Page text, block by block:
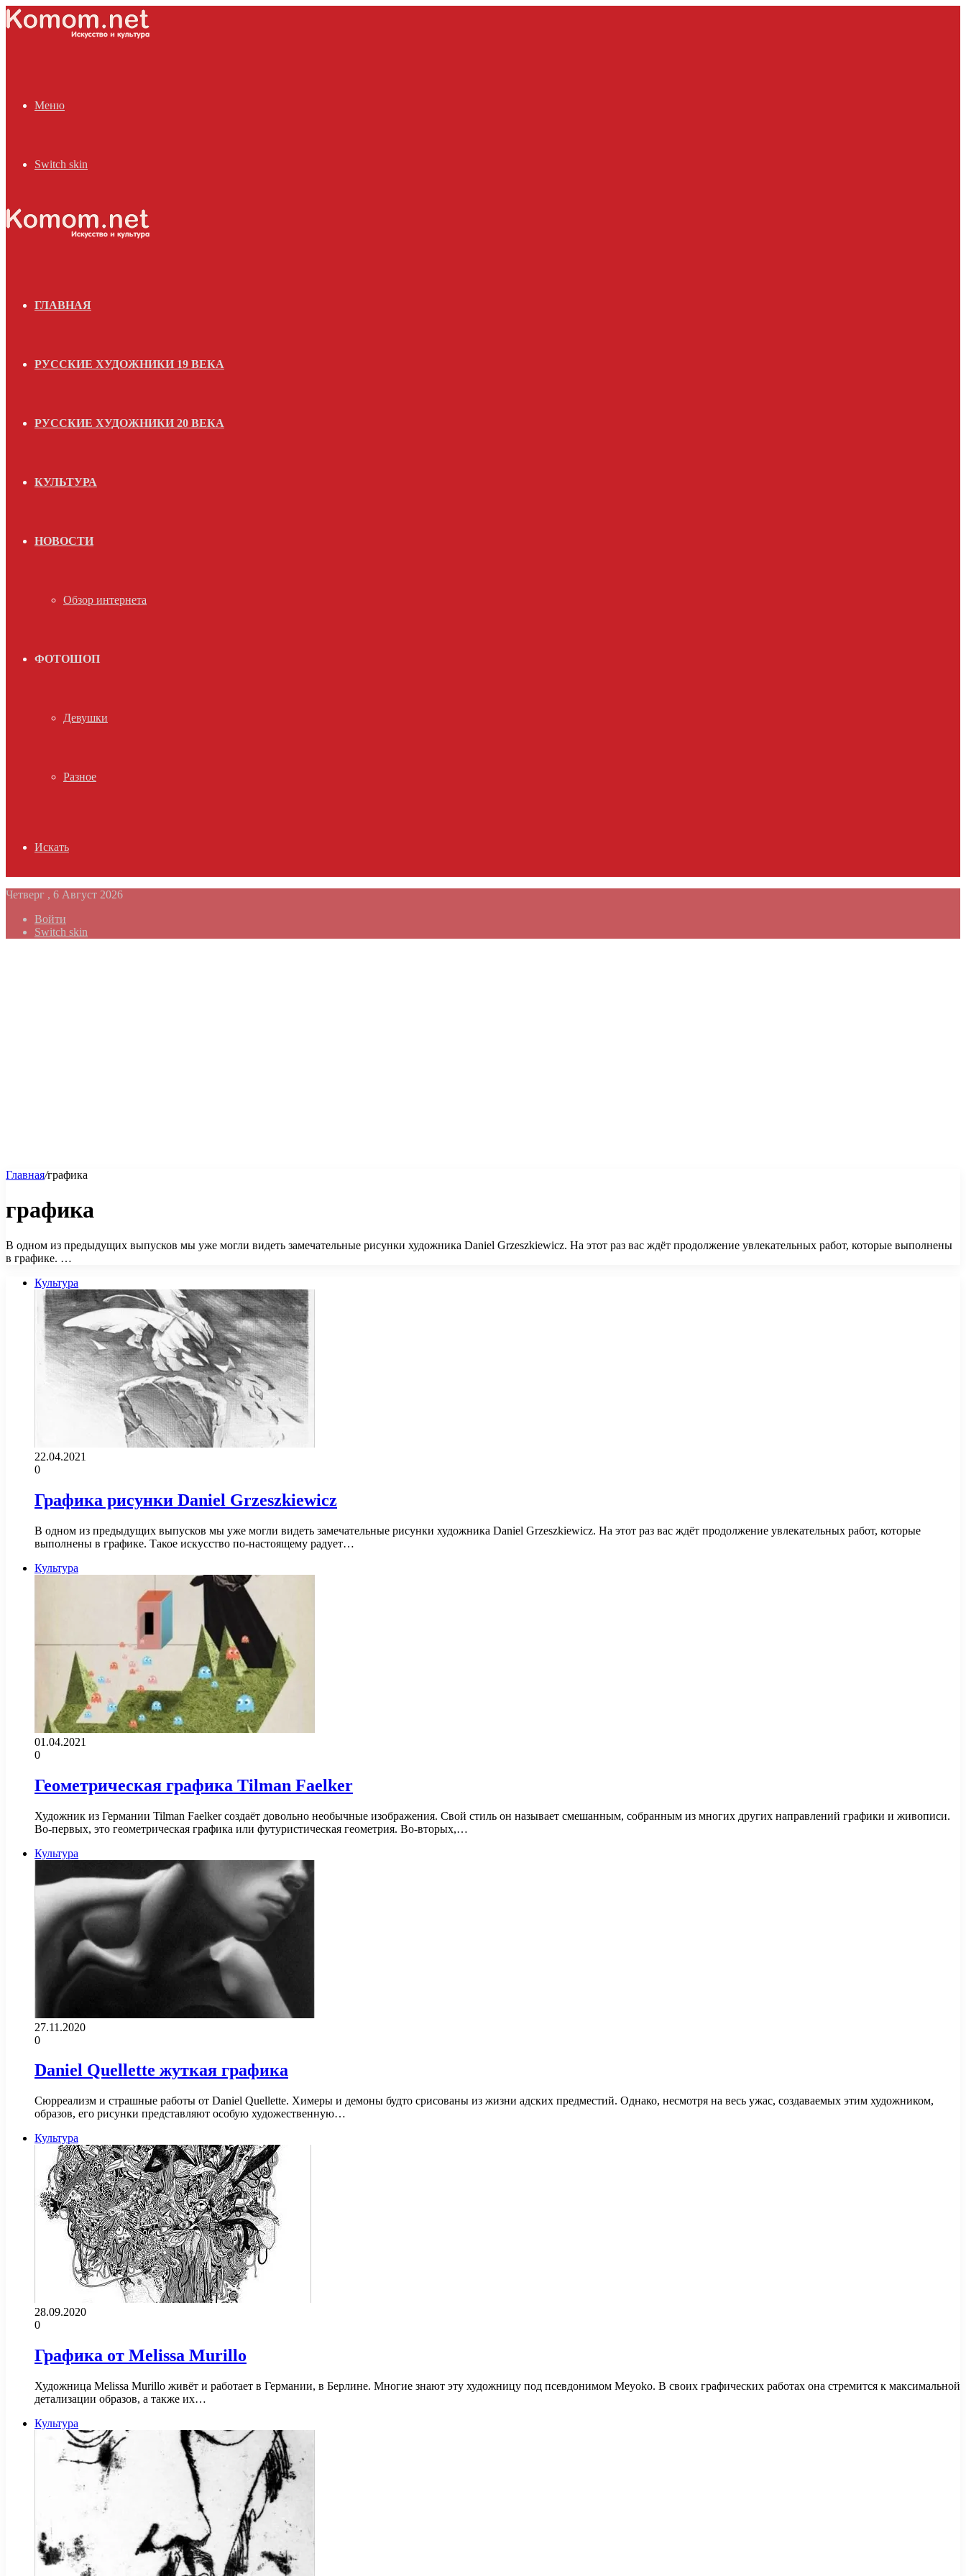
Меню
Switch skin
ГЛАВНАЯ
РУССКИЕ ХУДОЖНИКИ 19 ВЕКА
РУССКИЕ ХУДОЖНИКИ 20 ВЕКА
КУЛЬТУРА
НОВОСТИ
Обзор интернета
ФОТОШОП
Девушки
Разное
Искать
Четверг , 6 Август 2026
Войти
Switch skin
Главная/графика
графика
В одном из предыдущих выпусков мы уже могли видеть замечательные рисунки художника Daniel Grzeszkiewicz. На этот раз вас ждёт продолжение увлекательных работ, которые выполнены
в графике. …
Культура
22.04.2021
0
Графика рисунки Daniel Grzeszkiewicz
В одном из предыдущих выпусков мы уже могли видеть замечательные рисунки художника Daniel Grzeszkiewicz. На этот раз вас ждёт продолжение увлекательных работ, которые
выполнены в графике. Такое искусство по-настоящему радует…
Культура
01.04.2021
0
Геометрическая графика Tilman Faelker
Художник из Германии Tilman Faelker создаёт довольно необычные изображения. Свой стиль он называет смешанным, собранным из многих других направлений графики и живописи.
Во-первых, это геометрическая графика или футуристическая геометрия. Во-вторых,…
Культура
27.11.2020
0
Daniel Quellette жуткая графика
Сюрреализм и страшные работы от Daniel Quellette. Химеры и демоны будто срисованы из жизни адских предместий. Однако, несмотря на весь ужас, создаваемых этим художником,
образов, его рисунки представляют особую художественную…
Культура
28.09.2020
0
Графика от Melissa Murillo
Художница Melissa Murillo живёт и работает в Германии, в Берлине. Многие знают эту художницу под псевдонимом Meyoko. В своих графических работах она стремится к максимальной
детализации образов, а также их…
Культура